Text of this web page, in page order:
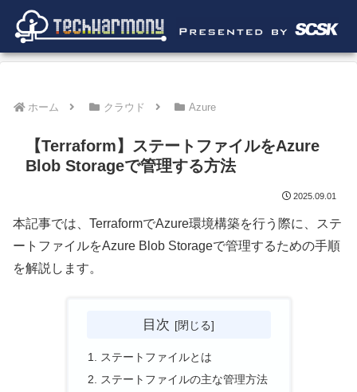
ホーム クラウド Azure
【Terraform】ステートファイルをAzure
Blob Storageで管理する方法
2025.09.01
本記事では、TerraformでAzure環境構築を行う際に、ステ
ートファイルをAzure Blob Storageで管理するための手順
を解説します。
目次
ステートファイルとは
ステートファイルの主な管理方法